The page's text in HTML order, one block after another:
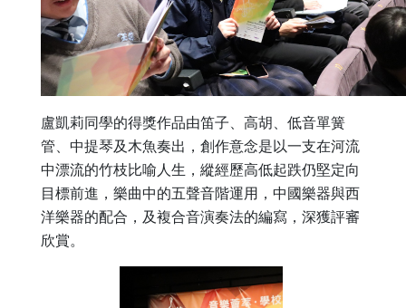
盧凱莉同學的得獎作品由笛子、高胡、低音單簧
管、中提琴及木魚奏出，創作意念是以一支在河流
中漂流的竹枝比喻人生，縱經歷高低起跌仍堅定向
目標前進，樂曲中的五聲音階運用，中國樂器與西
洋樂器的配合，及複合音演奏法的編寫，深獲評審
欣賞。